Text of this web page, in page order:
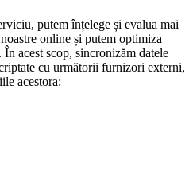
putem înțelege și evalua mai
online și putem optimiza
acest scop, sincronizăm datele
cu următorii furnizori externi,
acestora: